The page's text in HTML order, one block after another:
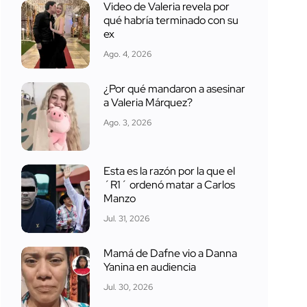
Video de Valeria revela por
qué habría terminado con su
ex
Ago. 4, 2026
¿Por qué mandaron a asesinar
a Valeria Márquez?
Ago. 3, 2026
Esta es la razón por la que el
´R1´ ordenó matar a Carlos
Manzo
Jul. 31, 2026
Mamá de Dafne vio a Danna
Yanina en audiencia
Jul. 30, 2026